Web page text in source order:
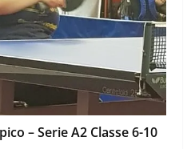
– Serie A2 Classe 6-10